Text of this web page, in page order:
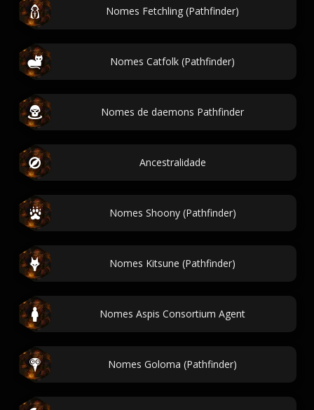
Nomes Fetchling (Pathfinder)
Nomes Catfolk (Pathfinder)
Nomes de daemons Pathfinder
Ancestralidade
Nomes Shoony (Pathfinder)
Nomes Kitsune (Pathfinder)
Nomes Aspis Consortium Agent
Nomes Goloma (Pathfinder)